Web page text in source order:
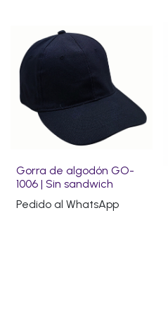
Gorra de algodón GO-
1006 | Sin sandwich
Pedido al WhatsApp